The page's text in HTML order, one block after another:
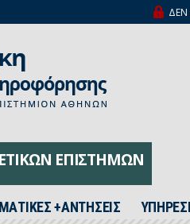
ΔΕΝ
ΕΠΙΣΤΗΜΩΝ
+ΑΝΤΗΣΕΙΣ